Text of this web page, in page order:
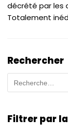
décrété par les
Totalement
Rechercher
Filtrer par